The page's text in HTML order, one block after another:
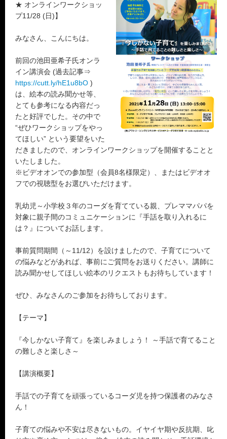
★ オンラインワークショッ
プ11/28 (日)】
みなさん、こんにちは。
前回の池田亜希子氏オンラ
イン講演会 (過去記事⇒
https://cutt.ly/hE1u8bO )
は、絵本の読み聞かせ等、
とても参考になる内容だっ
たと好評でした。その中で
“ぜひワークショップをやっ
てほしい” という要望をいた
だきましたので、オンラインワークショップを開催することと
いたしました。
※ビデオオンでの参加型（会員8名様限定）、またはビデオオ
フでの視聴型をお選びいただけます。
乳幼児～小学校３年のコーダを育てている親、プレママパパを
対象に親子間のコミュニケーションに『手話を取り入れるに
は？』についてお話します。
事前質問期間（～11/12）を設けましたので、子育てについて
の悩みなどがあれば、事前にご質問をお送りください。講師に
読み聞かせしてほしい絵本のリクエストもお待ちしています！
ぜひ、みなさんのご参加をお待ちしております。
【テーマ】
『今しかない子育て』を楽しみましょう！ ～手話で育てること
の難しさと楽しさ～
【講演概要】
手話での子育てを頑張っているコーダ児を持つ保護者のみなさ
ん！
子育ての悩みや不安は尽きないもの。イヤイヤ期や反抗期、叱